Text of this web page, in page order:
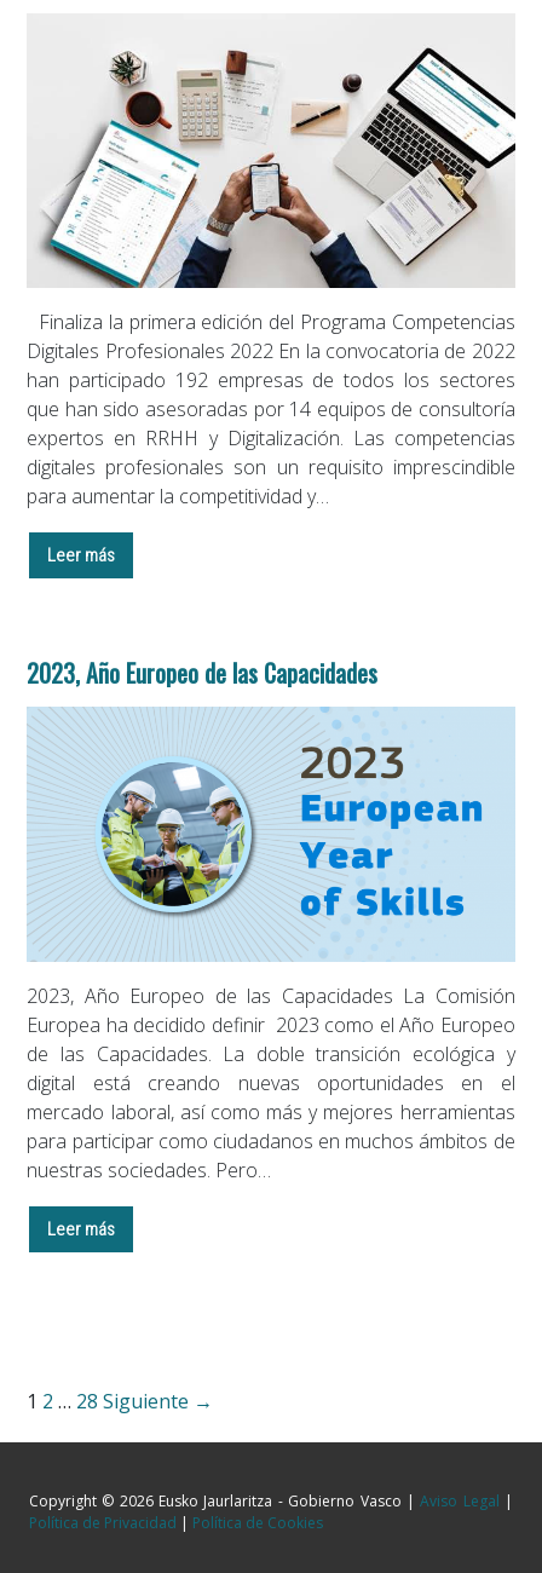
Finaliza la primera edición del Programa Competencias
Digitales Profesionales 2022 En la convocatoria de 2022
han participado 192 empresas de todos los sectores
que han sido asesoradas por 14 equipos de consultoría
expertos en RRHH y Digitalización. Las competencias
digitales profesionales son un requisito imprescindible
para aumentar la competitividad y…
Leer más
2023, Año Europeo de las Capacidades
2023, Año Europeo de las Capacidades La Comisión
Europea ha decidido definir 2023 como el Año Europeo
de las Capacidades. La doble transición ecológica y
digital está creando nuevas oportunidades en el
mercado laboral, así como más y mejores herramientas
para participar como ciudadanos en muchos ámbitos de
nuestras sociedades. Pero…
Leer más
1 2 … 28 Siguiente →
Copyright © 2026 Eusko Jaurlaritza - Gobierno Vasco |Aviso Legal |
Política de Privacidad | Política de Cookies